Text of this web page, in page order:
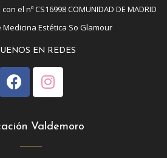
el nº CS16998 COMUNIDAD DE MADRID
Medicina Estética So Glamour
EN REDES
Valdemoro